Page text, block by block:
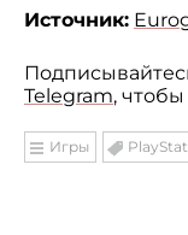
Источник:
Telegram,
Игры